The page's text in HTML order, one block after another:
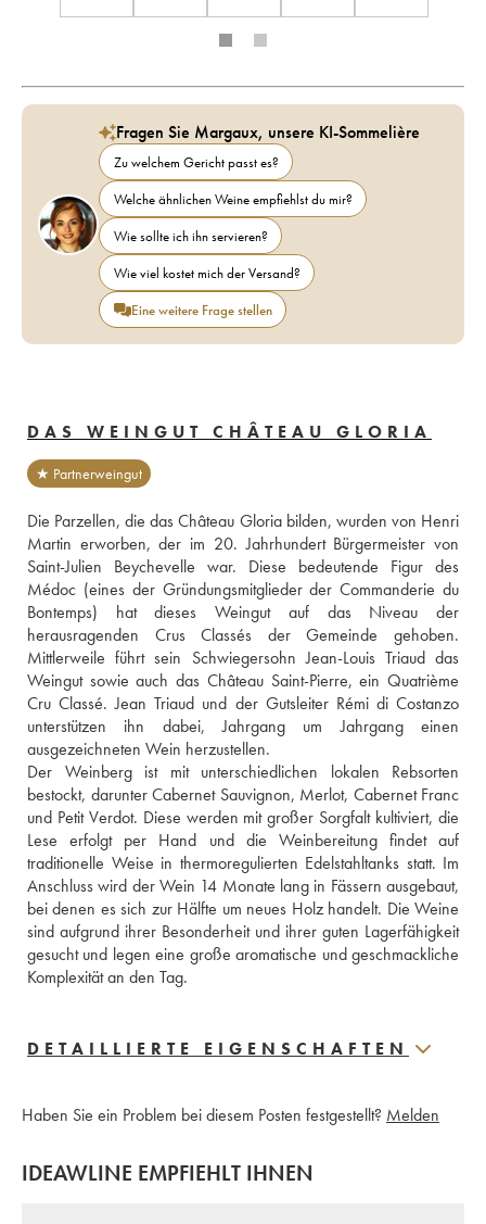
Fragen Sie Margaux, unsere KI-Sommelière
Zu welchem Gericht passt es?
Welche ähnlichen Weine empfiehlst du mir?
Wie sollte ich ihn servieren?
Wie viel kostet mich der Versand?
Eine weitere Frage stellen
DAS WEINGUT CHÂTEAU GLORIA
★ Partnerweingut
Die Parzellen, die das Château Gloria bilden, wurden von Henri
Martin erworben, der im 20. Jahrhundert Bürgermeister von
Saint-Julien Beychevelle war. Diese bedeutende Figur des
Médoc (eines der Gründungsmitglieder der Commanderie du
Bontemps) hat dieses Weingut auf das Niveau der
herausragenden Crus Classés der Gemeinde gehoben.
Mittlerweile führt sein Schwiegersohn Jean-Louis Triaud das
Weingut sowie auch das Château Saint-Pierre, ein Quatrième
Cru Classé. Jean Triaud und der Gutsleiter Rémi di Costanzo
unterstützen ihn dabei, Jahrgang um Jahrgang einen
ausgezeichneten Wein herzustellen.
Der Weinberg ist mit unterschiedlichen lokalen Rebsorten
bestockt, darunter Cabernet Sauvignon, Merlot, Cabernet Franc
und Petit Verdot. Diese werden mit großer Sorgfalt kultiviert, die
Lese erfolgt per Hand und die Weinbereitung findet auf
traditionelle Weise in thermoregulierten Edelstahltanks statt. Im
Anschluss wird der Wein 14 Monate lang in Fässern ausgebaut,
bei denen es sich zur Hälfte um neues Holz handelt. Die Weine
sind aufgrund ihrer Besonderheit und ihrer guten Lagerfähigkeit
gesucht und legen eine große aromatische und geschmackliche
Komplexität an den Tag.
DETAILLIERTE EIGENSCHAFTEN
Haben Sie ein Problem bei diesem Posten festgestellt? Melden
IDEAWLINE EMPFIEHLT IHNEN